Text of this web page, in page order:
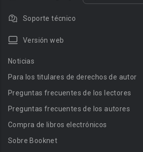
Soporte técnico
Versión web
Noticias
Para los titulares de derechos de autor
Preguntas frecuentes de los lectores
Preguntas frecuentes de los autores
Compra de libros electrónicos
Sobre Booknet